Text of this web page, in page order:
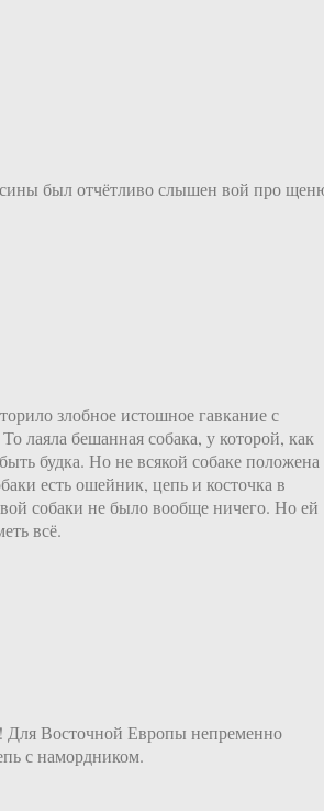
был отчётливо слышен вой про
злобное истошное гавкание с
лаяла бешанная собака, у которой, как
будка. Но не всякой собаке положена
есть ошейник, цепь и косточка в
собаки не было вообще ничего. Но ей
всё.
Восточной Европы непременно
с намордником.